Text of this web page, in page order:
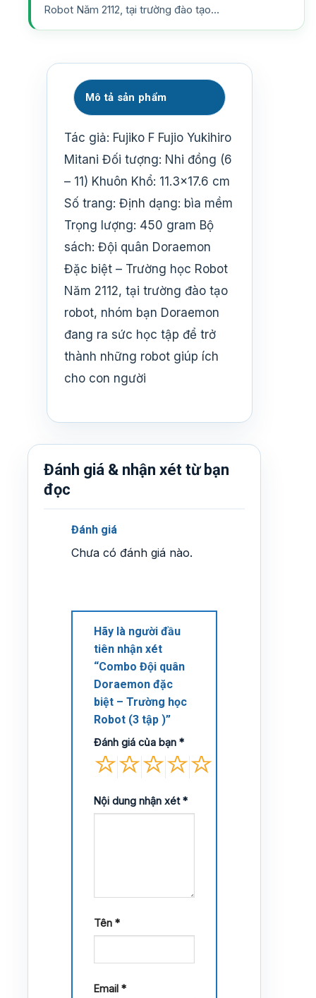
Robot Năm 2112, tại trường đào tạo…
Mô tả sản phẩm
Tác giả: Fujiko F Fujio Yukihiro
Mitani Đối tượng: Nhi đồng (6
– 11) Khuôn Khổ: 11.3×17.6 cm
Số trang: Định dạng: bìa mềm
Trọng lượng: 450 gram Bộ
sách: Đội quân Doraemon
Đặc biệt – Trường học Robot
Năm 2112, tại trường đào tạo
robot, nhóm bạn Doraemon
đang ra sức học tập để trở
thành những robot giúp ích
cho con người
Đánh giá & nhận xét từ bạn
đọc
Đánh giá
Chưa có đánh giá nào.
Hãy là người đầu
tiên nhận xét
“Combo Đội quân
Doraemon đặc
biệt – Trường học
Robot (3 tập )”
Đánh giá của bạn *
Nội dung nhận xét*
Tên *
Email *